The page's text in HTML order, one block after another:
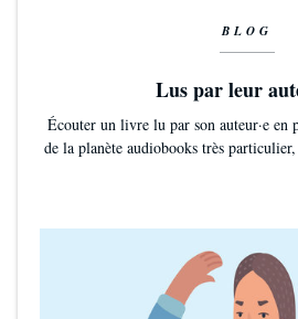
BLOG
Lus par leur
Écouter un livre lu par son auteur·e en
de la planète audiobooks très